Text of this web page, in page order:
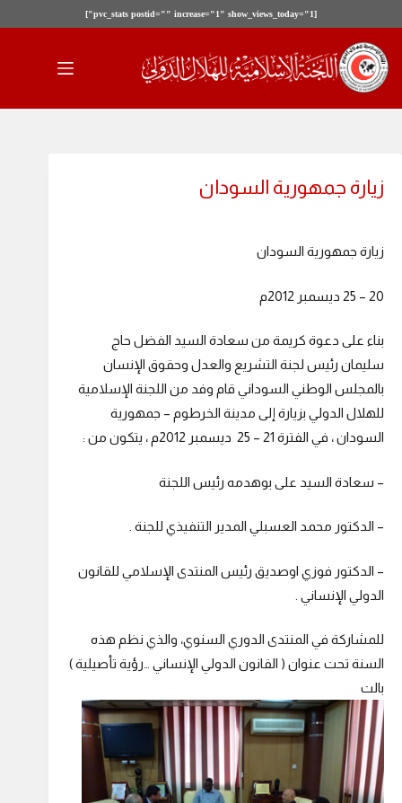
[pvc_stats postid="" increase="1" show_views_today="1"]
إلى
المحتوى
زيارة جمهورية السودان
زيارة جمهورية السودان
20 – 25 ديسمبر 2012م
بناء على دعوة كريمة من سعادة السيد الفضل حاج
سليمان رئيس لجنة التشريع والعدل وحقوق الإنسان
بالمجلس الوطني السوداني قام وفد من اللجنة الإسلامية
للهلال الدولي بزيارة إلى مدينة الخرطوم – جمهورية
السودان ، في الفترة 21 – 25 ديسمبر 2012م ، يتكون من :
– سعادة السيد على بوهدمه رئيس اللجنة
– الدكتور محمد العسبلي المدير التنفيذي للجنة .
– الدكتور فوزي اوصديق رئيس المنتدى الإسلامي للقانون
الدولي الإنساني .
للمشاركة في المنتدى الدوري السنوي، والذي نظم هذه
السنة تحت عنوان ( القانون الدولي الإنساني …رؤية تأصيلية )
بالت